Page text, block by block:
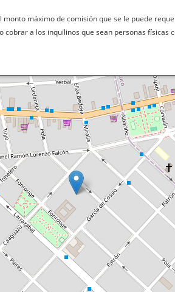
máximo de comisión que se le puede
a los inquilinos que sean personas